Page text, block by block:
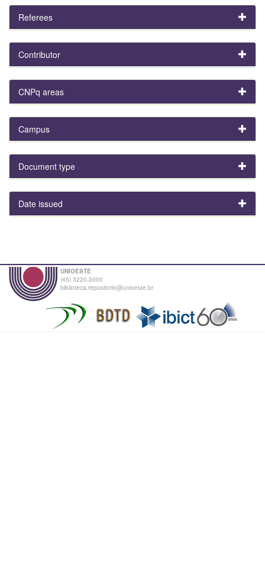
Referees
Contributor
CNPq areas
Campus
Document type
Date issued
UNIOESTE
(45) 3220-3000
biblioteca.repositorio@unioeste.br